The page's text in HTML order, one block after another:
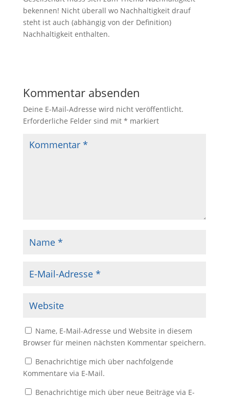
bekennen! Nicht überall wo Nachhaltigkeit drauf
steht ist auch (abhängig von der Definition)
Nachhaltigkeit enthalten.
Kommentar absenden
Deine E-Mail-Adresse wird nicht veröffentlicht.
Erforderliche Felder sind mit * markiert
Name, E-Mail-Adresse und Website in diesem
Browser für meinen nächsten Kommentar speichern.
Benachrichtige mich über nachfolgende
Kommentare via E-Mail.
Benachrichtige mich über neue Beiträge via E-